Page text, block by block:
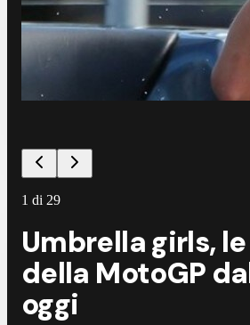
1 di 29
Umbrella girls,
della MotoGP
oggi